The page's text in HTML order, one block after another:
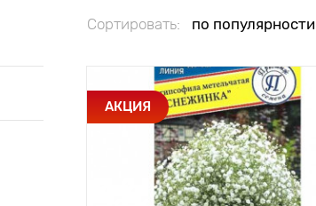
Сортировать: по популярности
АКЦИЯ
Особенности
Белое
пушистых
Высота растения
Растояние между
растениями
30 -